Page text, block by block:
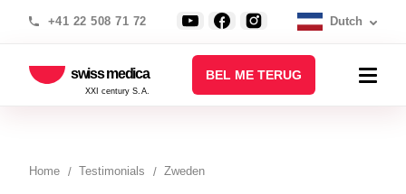
+41 22 508 71 72 Dutch
swiss medica
XXI century S.A.
BEL ME TERUG
Home Testimonials Zweden